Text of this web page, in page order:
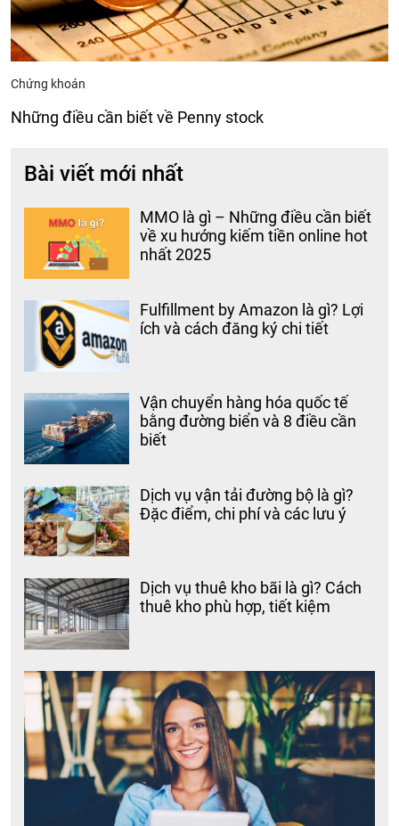
Chứng khoán
Những điều cần biết về Penny stock
Bài viết mới nhất
MMO là gì – Những điều cần biết
về xu hướng kiếm tiền online hot
nhất 2025
Fulfillment by Amazon là gì? Lợi
ích và cách đăng ký chi tiết
Vận chuyển hàng hóa quốc tế
bằng đường biển và 8 điều cần
biết
Dịch vụ vận tải đường bộ là gì?
Đặc điểm, chi phí và các lưu ý
Dịch vụ thuê kho bãi là gì? Cách
thuê kho phù hợp, tiết kiệm